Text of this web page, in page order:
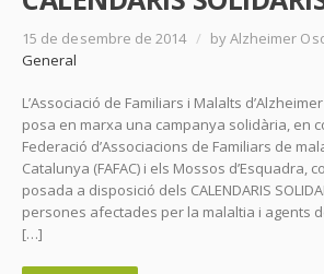
15 de desembre de 2014 / by Alzheimer
General
L’Associació de Familiars i Malalts d’Alzheimer
posa en marxa una campanya solidària, en
Federació d’Associacions de Familiars de
Catalunya (FAFAC) i els Mossos d’Esquadra,
posada a disposició dels CALENDARIS
persones afectades per la malaltia i agents
[…]